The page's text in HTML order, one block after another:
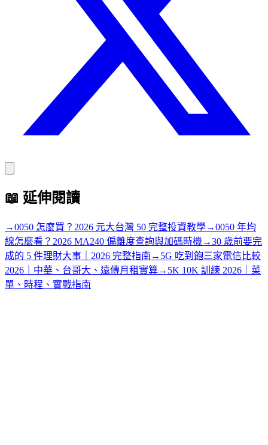
📖 延伸閱讀
→0050 怎麼買？2026 元大台灣 50 完整投資教學→0050 年均
線怎麼看？2026 MA240 偏離度查詢與加碼時機 →30 歲前要完
成的 5 件理財大事｜2026 完整指南 → 5G 吃到飽三家電信比較
2026｜中華、台哥大、遠傳月租實算→ 5K 10K 訓練 2026｜菜
單、時程、實戰指南